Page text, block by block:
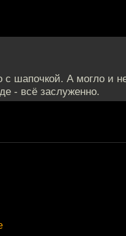
с шапочкой. А могло и
- всё заслуженно.